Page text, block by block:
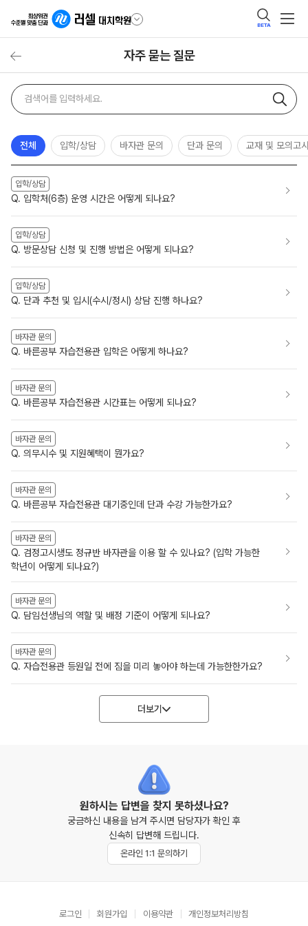
BETA
자주 묻는 질문
자주
묻는
검색
검색어
전체 입학/상담 바자관 문의 단과 문의 교재 및 모의고
입학/상담
Q. 입학처(6층) 운영 시간은 어떻게 되나요?
입학/상담
Q. 방문상담 신청 및 진행 방법은 어떻게 되나요?
입학/상담
Q. 단과 추천 및 입시(수시/정시) 상담 진행 하나요?
바자관 문의
Q. 바른공부 자습전용관 입학은 어떻게 하나요?
바자관 문의
Q. 바른공부 자습전용관 시간표는 어떻게 되나요?
바자관 문의
Q. 의무시수 및 지원혜택이 뭔가요?
바자관 문의
Q. 바른공부 자습전용관 대기중인데 단과 수강 가능한가요?
바자관 문의
Q. 검정고시생도 정규반 바자관을 이용 할 수 있나요? (입학 가능한
학년이 어떻게 되나요?)
바자관 문의
Q. 담임선생님의 역할 및 배정 기준이 어떻게 되나요?
바자관 문의
Q. 자습전용관 등원일 전에 짐을 미리 놓아야 하는데 가능한한가요?
더보기
원하시는 답변을 찾지 못하셨나요?
궁금하신 내용을 남겨 주시면 담당자가 확인 후
신속히 답변해 드립니다.
온라인 1:1 문의하기
로그인 회원가입 이용약관 개인정보처리방침